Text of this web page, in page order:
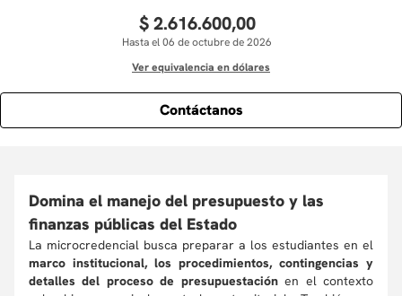
$ 2.616.600,00
Hasta el 06 de octubre de 2026
Ver equivalencia en dólares
Contáctanos
Domina el manejo del presupuesto y las
finanzas públicas del Estado
La microcredencial busca preparar a los estudiantes en el
marco institucional, los procedimientos, contingencias y
detalles del proceso de presupuestaciónen el contexto